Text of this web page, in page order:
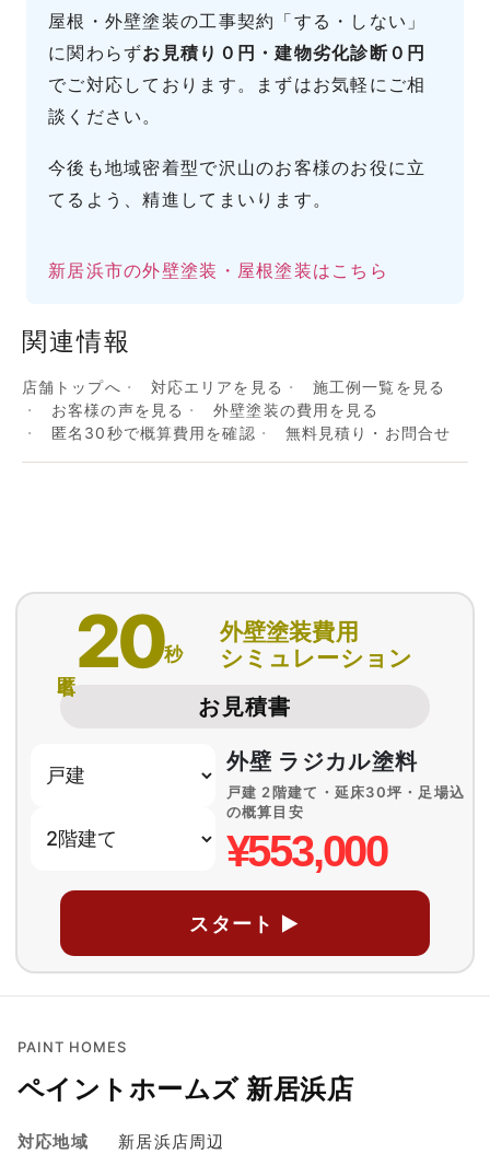
屋根・外壁塗装の工事契約「する・しない」
に関わらずお見積り０円・建物劣化診断０円
でご対応しております。まずはお気軽にご相
談ください。
今後も地域密着型で沢山のお客様のお役に立
てるよう、精進してまいります。
新居浜市の外壁塗装・屋根塗装はこちら
関連情報
店舗トップへ 対応エリアを見る
施工例一覧を見る
お客様の声を見る
外壁塗装の費用を見る
匿名30秒で概算費用を確認
無料見積り・お問合せ
20秒
外壁塗装費用
シミュレーション
お見積書
外壁 ラジカル塗料
戸建 2階建て・延床30坪・足場込
の概算目安
¥553,000
スタート ▶
PAINT HOMES
ペイントホームズ 新居浜店
対応地域
新居浜店周辺